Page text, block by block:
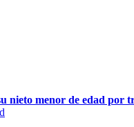
nieto menor de edad por